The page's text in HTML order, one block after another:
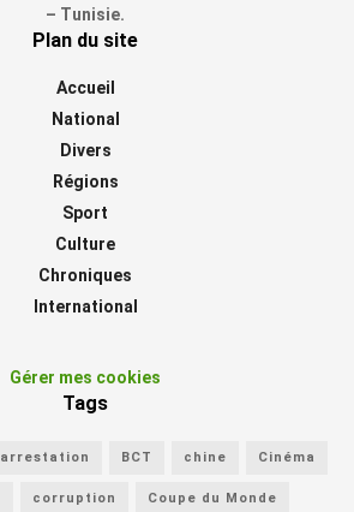
– Tunisie.
Plan du site
Accueil
National
Divers
Régions
Sport
Culture
Chroniques
International
Gérer mes cookies
Tags
arrestation BCT chine Cinéma
corruption Coupe du Monde